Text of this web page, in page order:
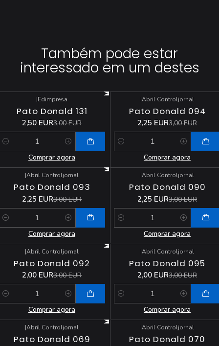
Também pode estar
interessado em um destes
DESCONTO
|Edimpresa
Pato Donald 131
2,50 EUR3,00 EUR
Comprar agora
DESCONTO
|Abril Controljornal
Pato Donald 094
2,25 EUR3,00 EUR
Quantidade
Comprar agora
DESCONTO
|Abril Controljornal
Pato Donald 093
2,25 EUR3,00 EUR
Comprar agora
DESCONTO
|Abril Controljornal
Pato Donald 090
2,25 EUR3,00 EUR
Quantidade
Comprar agora
DESCONTO
|Abril Controljornal
Pato Donald 092
2,00 EUR3,00 EUR
Comprar agora
DESCONTO
|Abril Controljornal
Pato Donald 095
2,00 EUR3,00 EUR
Quantidade
Comprar agora
DESCONTO
|Abril Controljornal
Pato Donald 069
DESCONTO
|Abril Controljornal
Pato Donald 070